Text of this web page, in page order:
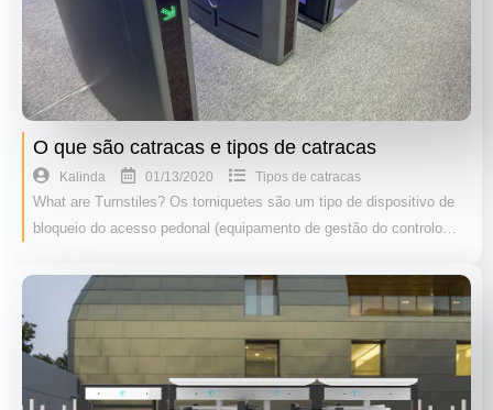
O que são catracas e tipos de catracas
Kalinda 01/13/2020 Tipos de catracas
What are Turnstiles? Os torniquetes são um tipo de dispositivo de
bloqueio do acesso pedonal (equipamento de gestão do controlo…